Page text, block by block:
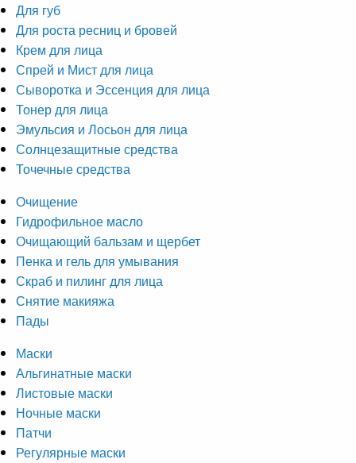
Для губ
Для роста ресниц и бровей
Крем для лица
Спрей и Мист для лица
Сыворотка и Эссенция для лица
Тонер для лица
Эмульсия и Лосьон для лица
Солнцезащитные средства
Точечные средства
Очищение
Гидрофильное масло
Очищающий бальзам и щербет
Пенка и гель для умывания
Скраб и пилинг для лица
Снятие макияжа
Пады
Маски
Альгинатные маски
Листовые маски
Ночные маски
Патчи
Регулярные маски